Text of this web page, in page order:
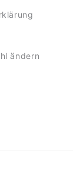
ändern